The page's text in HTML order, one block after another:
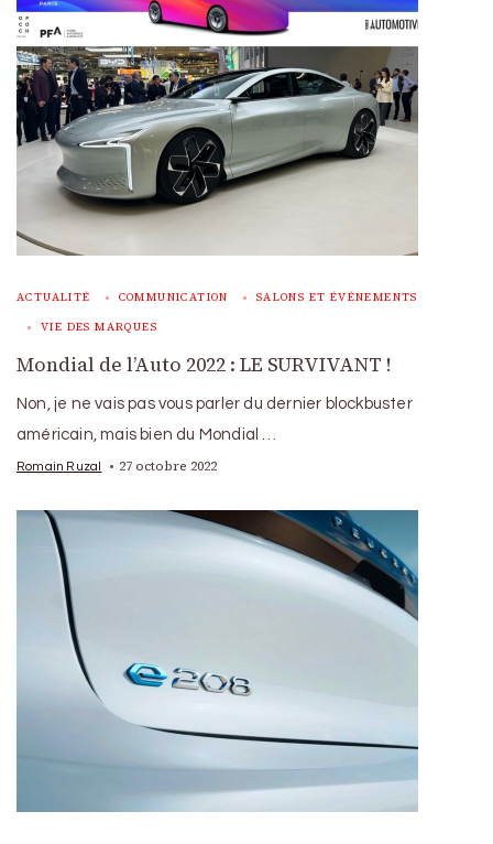
ACTUALITÉ COMMUNICATION SALONS ET ÉVÉNEMENTS
VIE DES MARQUES
Mondial de l’Auto 2022 : LE SURVIVANT !
Non, je ne vais pas vous parler du dernier blockbuster
américain, mais bien du Mondial …
Romain Ruzal 27 octobre 2022